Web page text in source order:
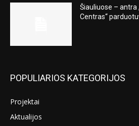
Šiauliuose – antra
Centras“
POPULIARIOS KATEGORIJOS
Projektai
Aktualijos